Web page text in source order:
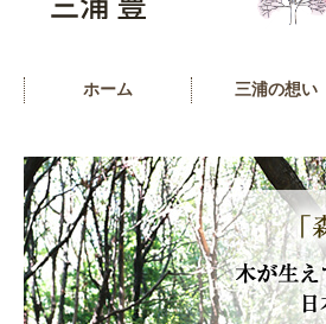
ホーム 三浦の想い